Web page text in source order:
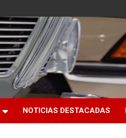
NOTICIAS DESTACADAS